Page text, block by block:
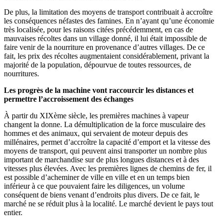
De plus, la limitation des moyens de transport contribuait à accroître
les conséquences néfastes des famines. En n’ayant qu’une économie
très localisée, pour les raisons citées précédemment, en cas de
mauvaises récoltes dans un village donné, il lui était impossible de
faire venir de la nourriture en provenance d’autres villages. De ce
fait, les prix des récoltes augmentaient considérablement, privant la
majorité de la population, dépourvue de toutes ressources, de
nourritures.
Les progrès de la machine vont raccourcir les distances et
permettre l’accroissement des échanges
À partir du XIXème siècle, les premières machines à vapeur
changent la donne. La démultiplication de la force musculaire des
hommes et des animaux, qui servaient de moteur depuis des
millénaires, permet d’accroître la capacité d’emport et la vitesse des
moyens de transport, qui peuvent ainsi transporter un nombre plus
important de marchandise sur de plus longues distances et à des
vitesses plus élevées. Avec les premières lignes de chemins de fer, il
est possible d’acheminer de ville en ville et en un temps bien
inférieur à ce que pouvaient faire les diligences, un volume
conséquent de biens venant d’endroits plus divers. De ce fait, le
marché ne se réduit plus à la localité. Le marché devient le pays tout
entier.